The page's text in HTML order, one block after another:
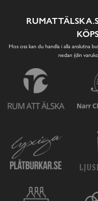
Hos oss kan du handla i alla anslutna
nedan (din